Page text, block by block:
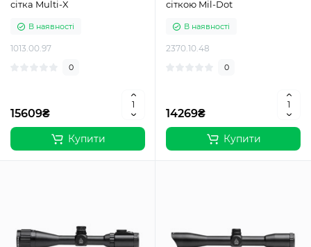
сітка Multi-X
В наявності
1013.00.97
0
15609₴
Купити
сіткою Mil-Dot
В наявності
2370.10.48
0
14269₴
Купити